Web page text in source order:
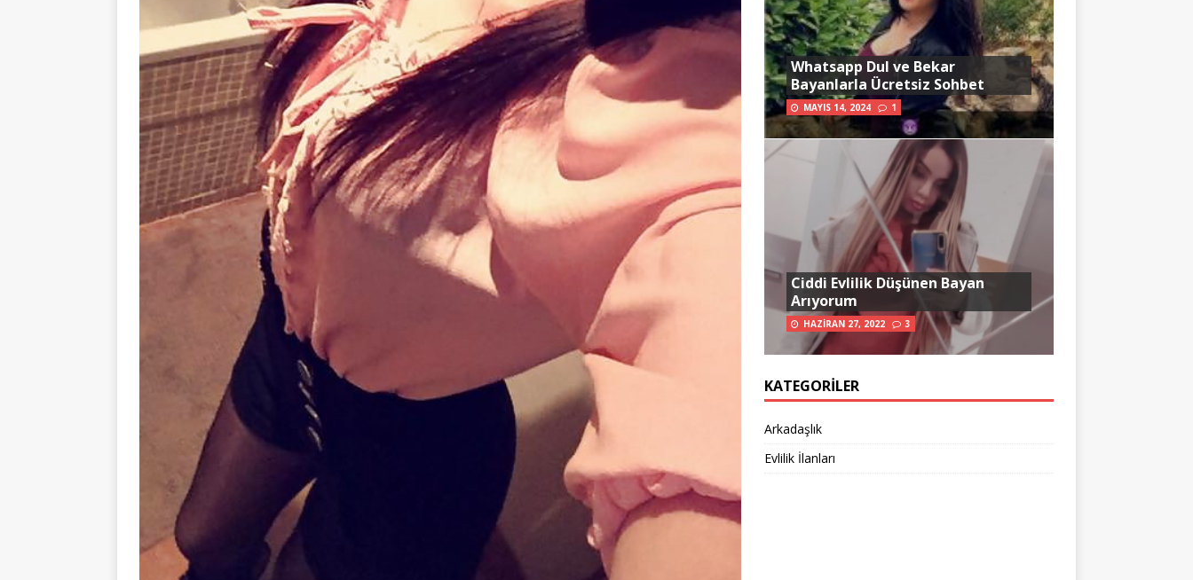
Whatsapp Dul ve Bekar
Bayanlarla Ücretsiz Sohbet
MAYIS 14, 2024 1
Ciddi Evlilik Düşünen Bayan
Arıyorum
HAZIRAN 27, 2022 3
KATEGORILER
Arkadaşlık
Evlilik İlanları